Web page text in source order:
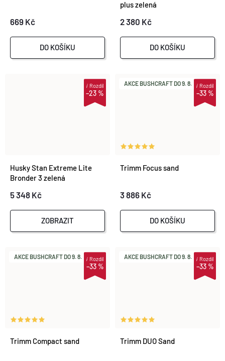
669 Kč
DO KOŠÍKU
plus zelená
2 380 Kč
DO KOŠÍKU
–23 %
iRozdíl
Husky Stan Extreme Lite
Bronder 3 zelená
5 348 Kč
ZOBRAZIT
AKCE BUSHCRAFT DO 9. 8.
–33 %
iRozdíl
Trimm Focus sand
3 886 Kč
DO KOŠÍKU
AKCE BUSHCRAFT DO 9. 8.
–33 %
iRozdíl
Trimm Compact sand
AKCE BUSHCRAFT DO 9. 8.
–33 %
iRozdíl
Trimm DUO Sand